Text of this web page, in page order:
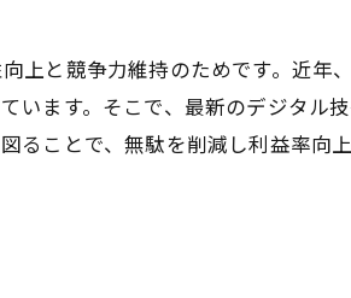
ント工事コスト削減に貢献する仕組
化するプラント工事の進化
変わるプラント工事の現場
務効率化がもたらすメリット
福岡県のプラント工事術
上と競争力維持のためです。近年
います。そこで、最新のデジタル
ることで、無駄を削減し利益率向